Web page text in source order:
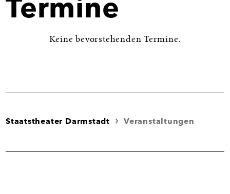
Termine
Keine bevorstehenden Termine.
Staatstheater Darmstadt Veranstaltungen